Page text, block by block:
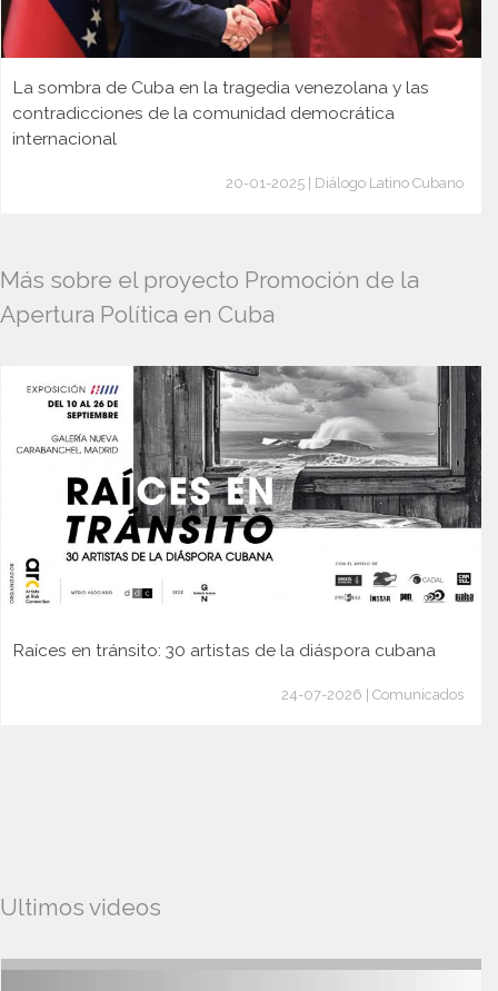
La sombra de Cuba en la tragedia venezolana y las
contradicciones de la comunidad democrática
internacional
20-01-2025 | Diálogo Latino Cubano
Más sobre el proyecto Promoción de la
Apertura Política en Cuba
Raíces en tránsito: 30 artistas de la diáspora cubana
24-07-2026 | Comunicados
Ultimos videos